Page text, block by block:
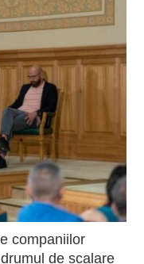
companiilor
de scalare